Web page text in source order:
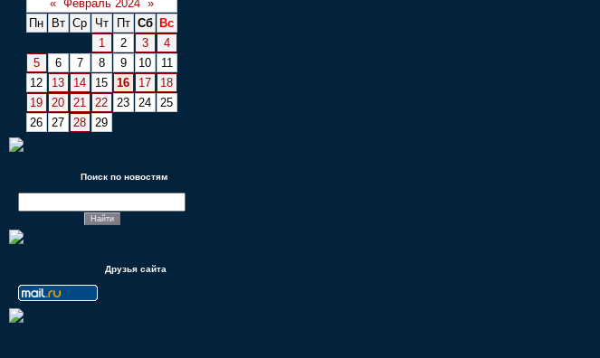
« Февраль 2024 »
Пн
Вт Ср Чт Пт Сб
Вс
1
2 3
4
5
6 7 8 9 10
11
12
13 14 15 16 17
18
19
20 21 22 23 24
25
26
27 28 29
Поиск по новостям
Друзья сайта